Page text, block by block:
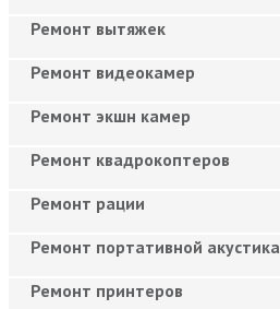
Ремонт вытяжек
Ремонт видеокамер
Ремонт экшн камер
Ремонт квадрокоптеров
Ремонт рации
Ремонт портативной акустика
Ремонт принтеров